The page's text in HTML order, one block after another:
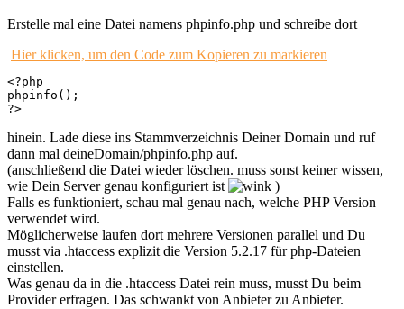
Erstelle mal eine Datei namens phpinfo.php und schreibe dort
Hier klicken, um den Code zum Kopieren zu markieren
<?php
phpinfo();
?>
hinein. Lade diese ins Stammverzeichnis Deiner Domain und ruf
dann mal deineDomain/phpinfo.php auf.
(anschließend die Datei wieder löschen. muss sonst keiner wissen,
wie Dein Server genau konfiguriert ist
)
Falls es funktioniert, schau mal genau nach, welche PHP Version
verwendet wird.
Möglicherweise laufen dort mehrere Versionen parallel und Du
musst via .htaccess explizit die Version 5.2.17 für php-Dateien
einstellen.
Was genau da in die .htaccess Datei rein muss, musst Du beim
Provider erfragen. Das schwankt von Anbieter zu Anbieter.